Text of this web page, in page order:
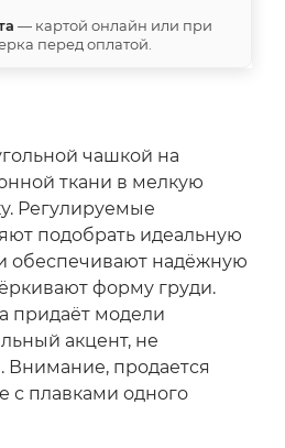
— картой онлайн или при
перед оплатой.
чашкой на
ткани в мелкую
Регулируемые
подобрать идеальную
обеспечивают надёжную
форму груди.
придаёт модели
акцент, не
Внимание, продается
с плавками одного